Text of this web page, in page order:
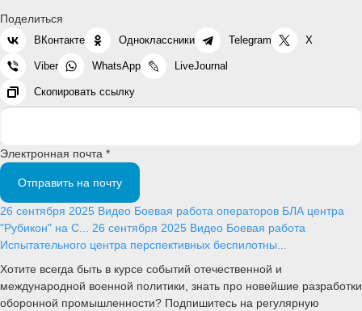
Поделиться
ВКонтакте Одноклассники Telegram X
Viber WhatsApp LiveJournal
Скопировать ссылку
Электронная почта *
Отправить на почту
26 сентября 2025 Видео Боевая работа операторов БЛА центра
"Рубикон" на С... 26 сентября 2025 Видео Боевая работа
Испытательного центра перспективных беспилотны...
Хотите всегда быть в курсе событий отечественной и
международной военной политики, знать про новейшие разработки
оборонной промышленности? Подпишитесь на регулярную